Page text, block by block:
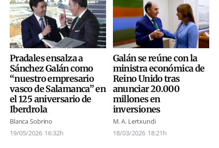
Pradales ensalza a
Sánchez Galán como
“nuestro empresario
vasco de Salamanca” en
el 125 aniversario de
Iberdrola
Blanca Sobrino
19/05/2026 16:32h
Galán se reúne con la
ministra económica de
Reino Unido tras
anunciar 20.000
millones en
inversiones
M. A. Lertxundi
18/03/2026 18:21h